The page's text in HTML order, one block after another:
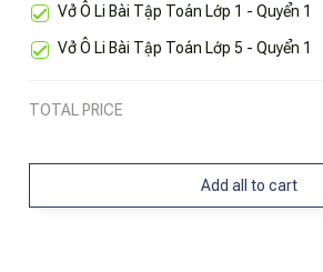
Vở Ô Li Bài Tập Toán Lớp 1 - Quyển 1
Vở Ô Li Bài Tập Toán Lớp 5 - Quyển 1
TOTAL PRICE
Add all to cart